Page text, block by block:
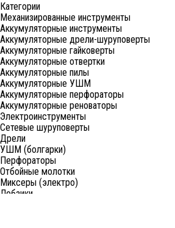
Категории
Механизированные инструменты
Аккумуляторные инструменты
Аккумуляторные дрели-шуруповерты
Аккумуляторные гайковерты
Аккумуляторные отвертки
Аккумуляторные пилы
Аккумуляторные УШМ
Аккумуляторные перфораторы
Аккумуляторные реноваторы
Электроинструменты
Сетевые шуруповерты
Дрели
УШМ (болгарки)
Перфораторы
Отбойные молотки
Миксеры (электро)
Лобзики